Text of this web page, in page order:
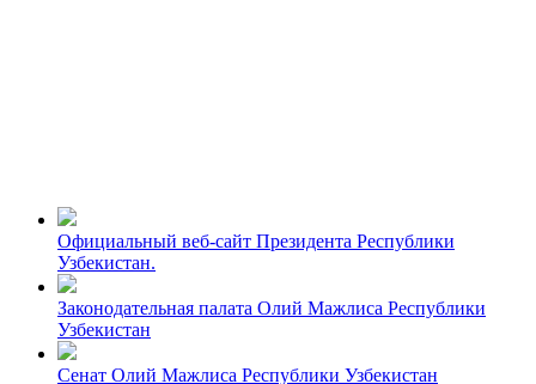
Официальный веб-сайт Президента Республики
Узбекистан.
Законодательная палата Олий Мажлиса Республики
Узбекистан
Сенат Олий Мажлиса Республики Узбекистан